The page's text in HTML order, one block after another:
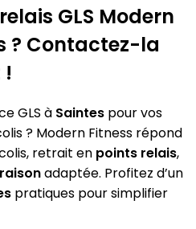
GLS Modern
? Contactez-la
GLS à Saintes pour vos
? Modern Fitness répond
retrait en points relais,
adaptée. Profitez d’un
pratiques pour simplifier